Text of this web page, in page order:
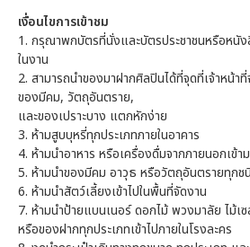
เงื่อนไขการเข้าชม
1. กรุณาพกบัตรที่นั่งและบัตรประชาชนหรือหนั
ในงาน
2. สามารถนำของมาฝากศิลปินได้ที่จุดที่เจ้าหน้าที่
ของมีคม, วัตถุอันตราย,
และของเปราะบาง แตกหักง่าย
3. ห้ามสูบบุหรี่ทุกประเภทภายในอาคาร
4. ห้ามนำอาหาร หรือเครื่องดื่มจากภายนอกเข้า
5. ห้ามนำของมีคม อาวุธ หรือวัตถุอันตรายทุกชนิ
6. ห้ามนำสัตว์เลี้ยงเข้าไปในพื้นที่จัดงาน
7. ห้ามนำป้ายแบนเนอร์ ดอกไม้ พวงมาลัย ไม้
หรือของฝากทุกประเภทเข้าไปภายในโรงละคร